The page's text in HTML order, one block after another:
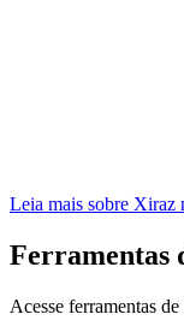
Leia mais sobre Xiraz
Ferramentas
Acesse ferramentas